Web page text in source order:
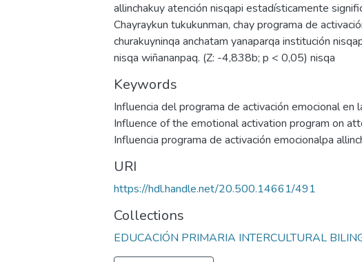
allinchakuy atención nisqapi estadísticamente
Chayraykun tukukunman, chay programa de
churakuyninqa anchatam yanaparqa institución
nisqa wiñananpaq. (Z: -4,838b; p < 0,05) nisqa
Keywords
Influencia del programa de activación emocional en
Influence of the emotional activation program on
Influencia programa de activación emocionalpa
URI
https://hdl.handle.net/20.500.14661/491
Collections
EDUCACIÓN PRIMARIA INTERCULTURAL